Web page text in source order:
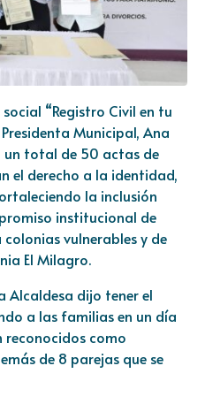
“Registro Civil en tu
Municipal, Ana
un total de 50 actas de
el derecho a la identidad,
la inclusión
institucional de
vulnerables y de
El Milagro.
Alcaldesa dijo tener el
a las familias en un día
como
de 8 parejas que se